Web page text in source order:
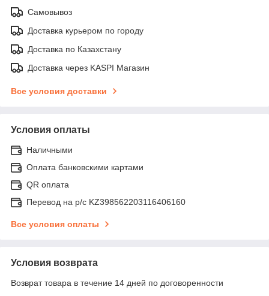
Самовывоз
Доставка курьером по городу
Доставка по Казахстану
Доставка через KASPI Магазин
Все условия доставки
Условия оплаты
Наличными
Оплата банковскими картами
QR оплата
Перевод на р/с KZ398562203116406160
Все условия оплаты
Условия возврата
Возврат товара в течение 14 дней по договоренности